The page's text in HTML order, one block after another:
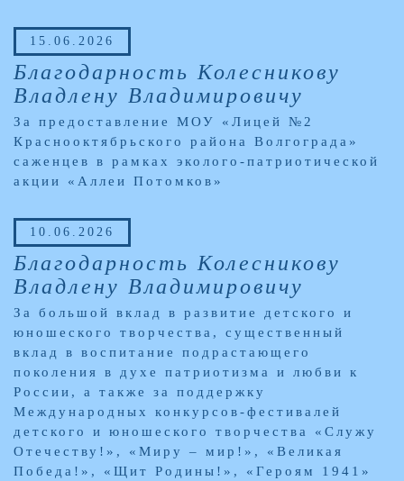
15.06.2026
Благодарность Колесникову
Владлену Владимировичу
За предоставление МОУ «Лицей №2
Краснооктябрьского района Волгограда»
саженцев в рамках эколого-патриотической
акции «Аллеи Потомков»
10.06.2026
Благодарность Колесникову
Владлену Владимировичу
За большой вклад в развитие детского и
юношеского творчества, существенный
вклад в воспитание подрастающего
поколения в духе патриотизма и любви к
России, а также за поддержку
Международных конкурсов-фестивалей
детского и юношеского творчества «Служу
Отечеству!», «Миру – мир!», «Великая
Победа!», «Щит Родины!», «Героям 1941»